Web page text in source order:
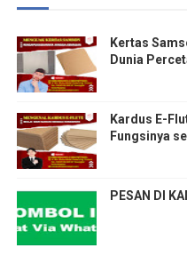
Kertas
Dunia
Kardus E-
Fungsinya
PESAN DI